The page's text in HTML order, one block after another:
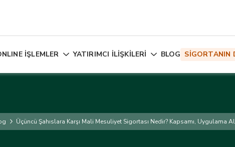
İŞLEMLER YATIRIMCI İLİŞKİLERİ BLOG SİGORTANIN
Üçüncü Şahıslara Karşı Mali Mesuliyet Sigortası Nedir? Kapsamı, Uygulama